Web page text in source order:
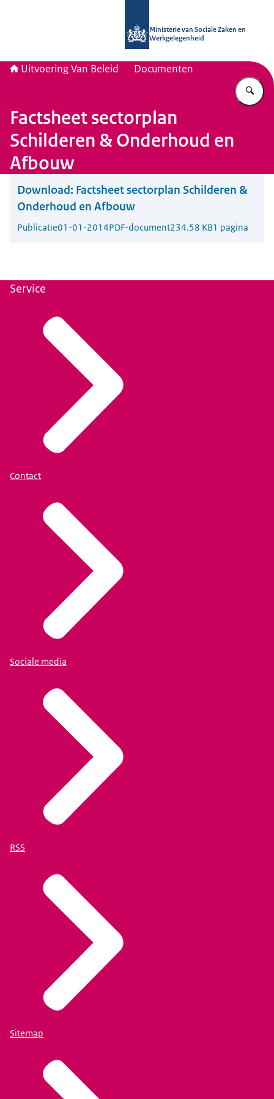
Ministerie van Sociale Zaken en
Werkgelegenheid
Uitvoering Van Beleid Documenten
Factsheet sectorplan
Schilderen & Onderhoud en
Afbouw
Download: Factsheet sectorplan Schilderen &
Onderhoud en Afbouw
Publicatie01-01-2014PDF-document234.58 KB1 pagina
Service
Contact
Sociale media
RSS
Sitemap